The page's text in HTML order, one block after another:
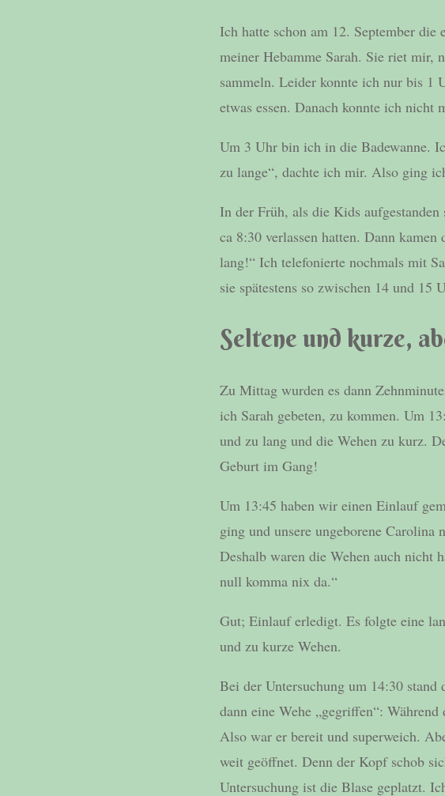
Ich hatte schon am 12. September
meiner Hebamme Sarah. Sie riet mir,
sammeln. Leider konnte ich nur bis 1
etwas essen. Danach konnte ich nicht
Um 3 Uhr bin ich in die Badewanne.
zu lange“, dachte ich mir. Also ging
In der Früh, als die Kids
ca 8:30 verlassen hatten. Dann
lang!“ Ich telefonierte nochmals mit
sie spätestens so zwischen 14 und 15
Seltene und kurze,
Zu Mittag wurden es dann
ich Sarah gebeten, zu kommen. Um
und zu lang und die Wehen zu kurz.
Geburt im Gang!
Um 13:45 haben wir einen Einlauf
ging und unsere ungeborene
Deshalb waren die Wehen auch nicht
null komma nix da.“
Gut; Einlauf erledigt. Es folgte eine
und zu kurze Wehen.
Bei der Untersuchung um 14:30
dann eine Wehe „gegriffen“:
Also war er bereit und superweich.
weit geöffnet. Denn der Kopf schob
Untersuchung ist die Blase geplatzt.